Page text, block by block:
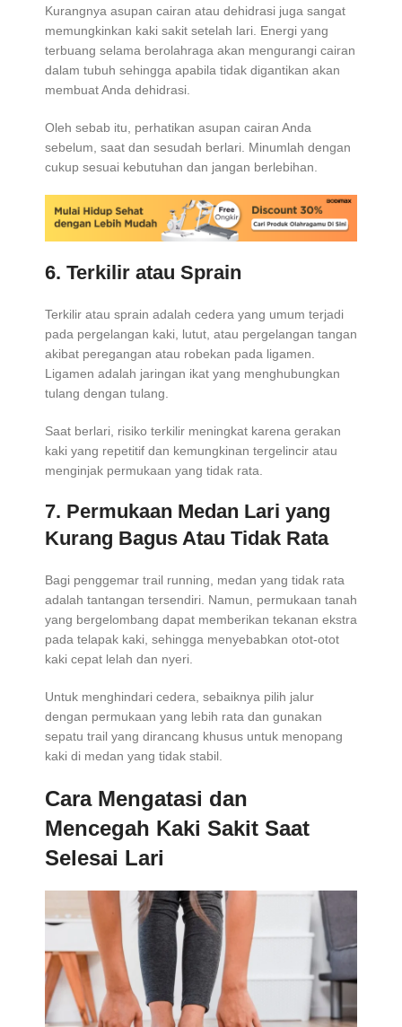
Kurangnya asupan cairan atau dehidrasi juga sangat
memungkinkan kaki sakit setelah lari. Energi yang
terbuang selama berolahraga akan mengurangi cairan
dalam tubuh sehingga apabila tidak digantikan akan
membuat Anda dehidrasi.
Oleh sebab itu, perhatikan asupan cairan Anda
sebelum, saat dan sesudah berlari. Minumlah dengan
cukup sesuai kebutuhan dan jangan berlebihan.
6. Terkilir atau Sprain
Terkilir atau sprain adalah cedera yang umum terjadi
pada pergelangan kaki, lutut, atau pergelangan tangan
akibat peregangan atau robekan pada ligamen.
Ligamen adalah jaringan ikat yang menghubungkan
tulang dengan tulang.
Saat berlari, risiko terkilir meningkat karena gerakan
kaki yang repetitif dan kemungkinan tergelincir atau
menginjak permukaan yang tidak rata.
7. Permukaan Medan Lari yang
Kurang Bagus Atau Tidak Rata
Bagi penggemar trail running, medan yang tidak rata
adalah tantangan tersendiri. Namun, permukaan tanah
yang bergelombang dapat memberikan tekanan ekstra
pada telapak kaki, sehingga menyebabkan otot-otot
kaki cepat lelah dan nyeri.
Untuk menghindari cedera, sebaiknya pilih jalur
dengan permukaan yang lebih rata dan gunakan
sepatu trail yang dirancang khusus untuk menopang
kaki di medan yang tidak stabil.
Cara Mengatasi dan
Mencegah Kaki Sakit Saat
Selesai Lari